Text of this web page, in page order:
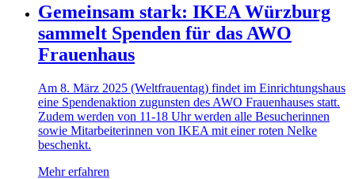
Gemeinsam stark: IKEA Würzburg
sammelt Spenden für das AWO
Frauenhaus
Am 8. März 2025 (Weltfrauentag) findet im Einrichtungshaus
eine Spendenaktion zugunsten des AWO Frauenhauses statt.
Zudem werden von 11-18 Uhr werden alle Besucherinnen
sowie Mitarbeiterinnen von IKEA mit einer roten Nelke
beschenkt.
Mehr erfahren